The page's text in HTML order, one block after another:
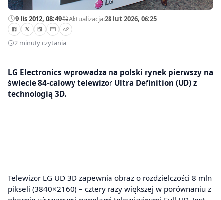
9 lis 2012, 08:49—Aktualizacja:28 lut 2026, 06:25
2 minuty czytania
LG Electronics wprowadza na polski rynek pierwszy na
świecie 84-calowy telewizor Ultra Definition (UD) z
technologią 3D.
Telewizor LG UD 3D zapewnia obraz o rozdzielczości 8 mln
pikseli (3840×2160) – cztery razy większej w porównaniu z